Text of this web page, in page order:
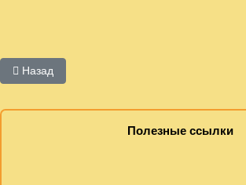
Предыдущий: Рекомендации по конференции
Назад
Полезные ссылки